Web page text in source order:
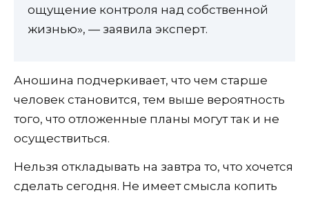
ощущение контроля над собственной
жизнью», — заявила эксперт.
Аношина подчеркивает, что чем старше
человек становится, тем выше вероятность
того, что отложенные планы могут так и не
осуществиться.
Нельзя откладывать на завтра то, что хочется
сделать сегодня. Не имеет смысла копить